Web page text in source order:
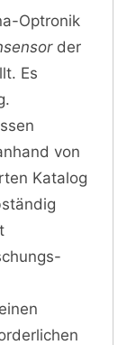
Optronik
der
Es
von
Katalog